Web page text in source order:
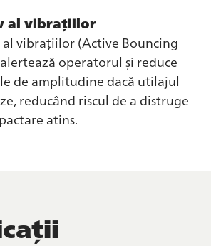
al vibrațiilor
vibrațiilor (Active Bouncing
operatorul și reduce
de amplitudine dacă utilajul
reducând riscul de a distruge
atins.